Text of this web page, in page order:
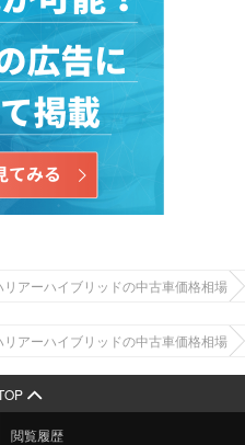
リアーハイブリッドの中古車価格相場
リアーハイブリッドの中古車価格相場
閲覧履歴